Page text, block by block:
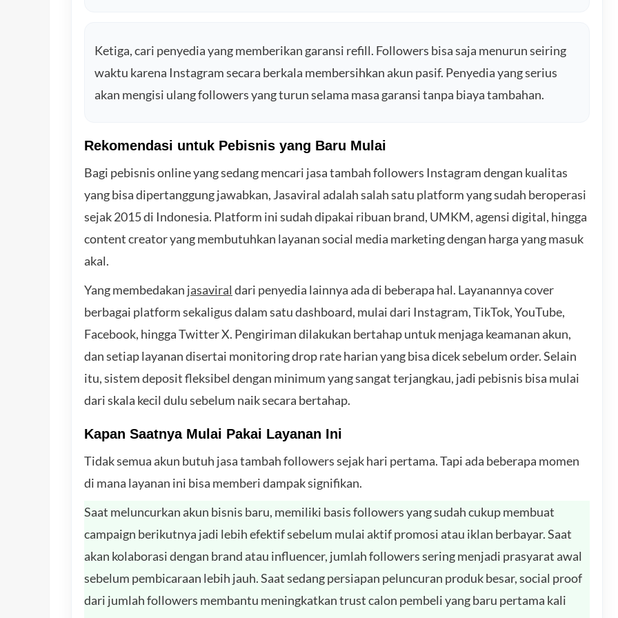
Ketiga, cari penyedia yang memberikan garansi refill. Followers bisa saja menurun seiring
waktu karena Instagram secara berkala membersihkan akun pasif. Penyedia yang serius
akan mengisi ulang followers yang turun selama masa garansi tanpa biaya tambahan.
Rekomendasi untuk Pebisnis yang Baru Mulai
Bagi pebisnis online yang sedang mencari jasa tambah followers Instagram dengan kualitas
yang bisa dipertanggung jawabkan, Jasaviral adalah salah satu platform yang sudah beroperasi
sejak 2015 di Indonesia. Platform ini sudah dipakai ribuan brand, UMKM, agensi digital, hingga
content creator yang membutuhkan layanan social media marketing dengan harga yang masuk
akal.
Yang membedakan jasaviral dari penyedia lainnya ada di beberapa hal. Layanannya cover
berbagai platform sekaligus dalam satu dashboard, mulai dari Instagram, TikTok, YouTube,
Facebook, hingga Twitter X. Pengiriman dilakukan bertahap untuk menjaga keamanan akun,
dan setiap layanan disertai monitoring drop rate harian yang bisa dicek sebelum order. Selain
itu, sistem deposit fleksibel dengan minimum yang sangat terjangkau, jadi pebisnis bisa mulai
dari skala kecil dulu sebelum naik secara bertahap.
Kapan Saatnya Mulai Pakai Layanan Ini
Tidak semua akun butuh jasa tambah followers sejak hari pertama. Tapi ada beberapa momen
di mana layanan ini bisa memberi dampak signifikan.
Saat meluncurkan akun bisnis baru, memiliki basis followers yang sudah cukup membuat
campaign berikutnya jadi lebih efektif sebelum mulai aktif promosi atau iklan berbayar. Saat
akan kolaborasi dengan brand atau influencer, jumlah followers sering menjadi prasyarat awal
sebelum pembicaraan lebih jauh. Saat sedang persiapan peluncuran produk besar, social proof
dari jumlah followers membantu meningkatkan trust calon pembeli yang baru pertama kali